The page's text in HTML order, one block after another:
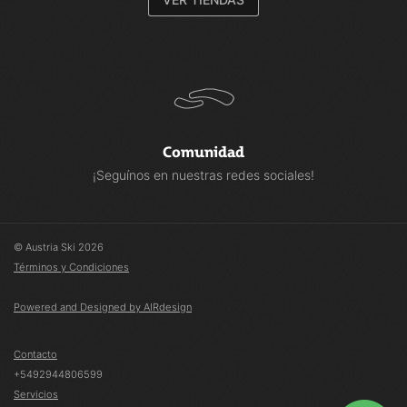
Comunidad
¡Seguínos en nuestras redes sociales!
© Austria Ski 2026
Términos y Condiciones
Powered and Designed by AIRdesign
Contacto
+5492944806599
Servicios